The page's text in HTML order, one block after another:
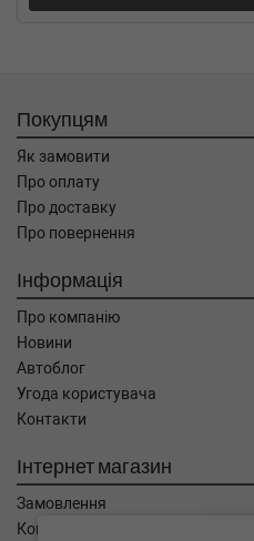
Покупцям
Як замовити
Про оплату
Про доставку
Про повернення
Інформація
Про компанію
Новини
Автоблог
Угода користувача
Контакти
Інтернет магазин
Замовлення
Кошик